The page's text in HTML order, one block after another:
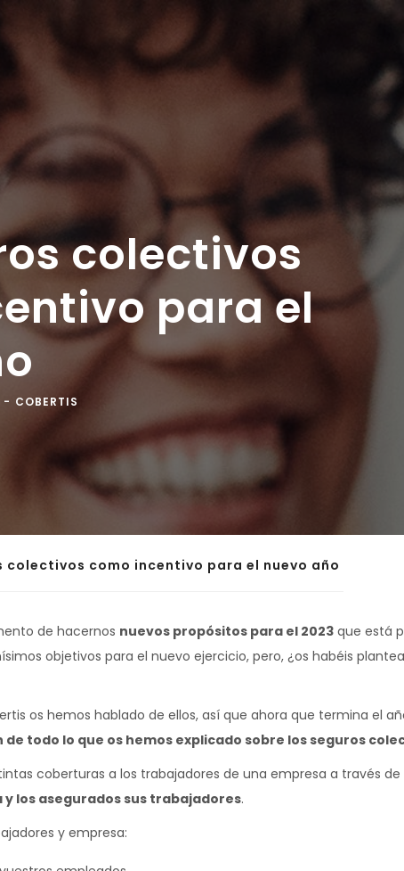
colectivos
para el
COBERTIS
colectivos como incentivo para el nuevo año
de hacernos nuevos propósitos para el 2023 que está
objetivos para el nuevo ejercicio, pero, ¿os habéis
os hemos hablado de ellos, así que ahora que termina el
de todo lo que os hemos explicado sobre los seguros
coberturas a los trabajadores de una empresa a través
los asegurados sus trabajadores.
y empresa: